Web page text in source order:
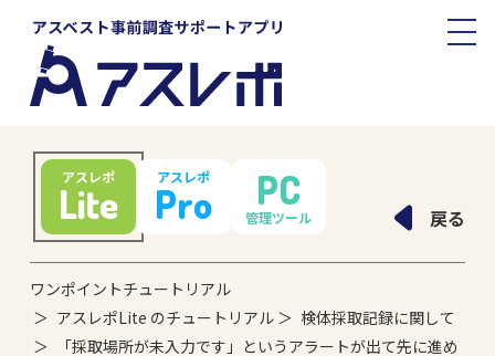
アスレポ
Lite
アスレポ
Pro PC
管理ツール 戻る
ワンポイントチュートリアル
アスレポLite のチュートリアル
検体採取記録に関して
「採取場所が未入力です」というアラートが出て先に進め